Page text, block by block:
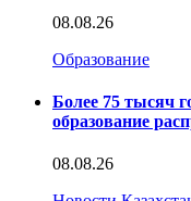
08.08.26
Образование
Более 75 тысяч
образование
08.08.26